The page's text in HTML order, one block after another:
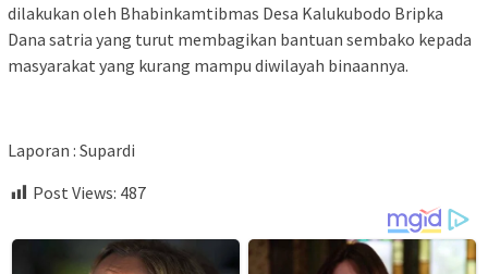
dilakukan oleh Bhabinkamtibmas Desa Kalukubodo Bripka
Dana satria yang turut membagikan bantuan sembako kepada
masyarakat yang kurang mampu diwilayah binaannya.
Laporan : Supardi
Post Views: 487